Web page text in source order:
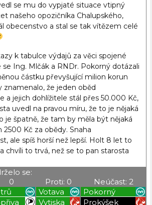
se mu do vypjaté situace vtipný
našeho opozičníka Chalupského,
obecenstvo a stal se tak vítězem celé
k tabulce výdajů za věci spojené
se Ing. Mlčák a RNDr. Pokorný dotázali
částku převyšující milion korun
znamenalo, že jeden oběd
a jejich dohlížitele stál přes 50.000 Kč,
uvedl na pravou míru, že to je nějaká
je špatně, že tam by měla být nějaká
2500 Kč za obědy. Snaha
ale spíš horší než lepší. Holt 8 let to
chvíli to trvá, než se to pan starosta
se:
0
Proti: 0
Neúčast: 2
Votava
Pokorný
Vytiska Prokýšek